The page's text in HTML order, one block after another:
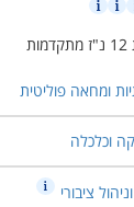
ומחאה פוליטית
וכלכלה
ציבורי